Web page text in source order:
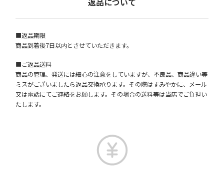
返品について
■返品期限
商品到着後7日以内とさせていただきます。
■ご返品送料
商品の管理、発送には細心の注意をしていますが、不良品、商品違い等
ミスがございましたら返品交換承ります。その際はすみやかに、メール
又は電話にてご連絡をお願します。その場合の送料等は当店でご負担い
たします。